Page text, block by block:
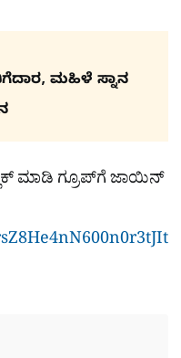
ಮಹಿಳೆ ಸ್ನಾನ
ಮಾಡಿ ಗ್ರೂಪ್​ಗೆ ಜಾಯಿನ್